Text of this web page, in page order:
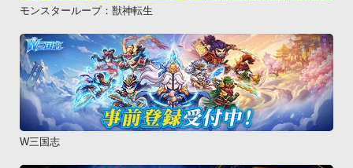
モンスターループ：獣神転生
W三国志